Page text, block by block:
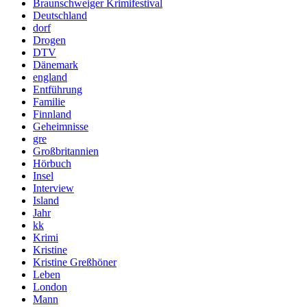
Braunschweiger Krimifestival
Deutschland
dorf
Drogen
DTV
Dänemark
england
Entführung
Familie
Finnland
Geheimnisse
gre
Großbritannien
Hörbuch
Insel
Interview
Island
Jahr
kk
Krimi
Kristine
Kristine Greßhöner
Leben
London
Mann